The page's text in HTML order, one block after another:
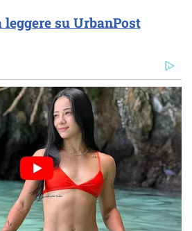
leggere su UrbanPost